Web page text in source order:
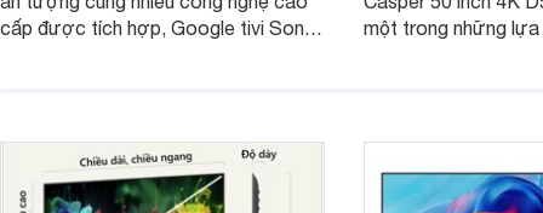
cấp được tích hợp, Google tivi Sony
một trong những lựa